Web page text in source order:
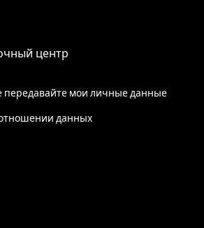
центр
передавайте мои личные данные
данных